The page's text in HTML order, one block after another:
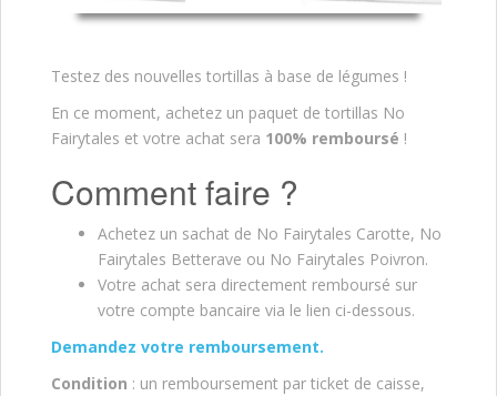
Testez des nouvelles tortillas à base de légumes !
En ce moment, achetez un paquet de tortillas No
Fairytales et votre achat sera 100% remboursé !
Comment faire ?
Achetez un sachat de No Fairytales Carotte, No
Fairytales Betterave ou No Fairytales Poivron.
Votre achat sera directement remboursé sur
votre compte bancaire via le lien ci-dessous.
Demandez votre remboursement.
Condition : un remboursement par ticket de caisse,